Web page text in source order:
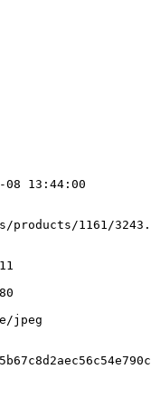
08 13:44:00
products/1161/
jpeg